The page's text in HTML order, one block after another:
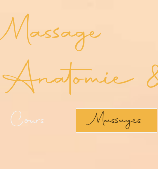
Massage
Anatomie
Cours Massages